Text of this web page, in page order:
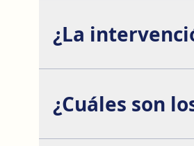
¿La
¿Cuáles son